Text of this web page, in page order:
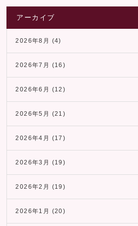
アーカイブ
2026年8月 (4)
2026年7月 (16)
2026年6月 (12)
2026年5月 (21)
2026年4月 (17)
2026年3月 (19)
2026年2月 (19)
2026年1月 (20)